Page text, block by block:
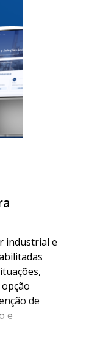
industrial e
de
e